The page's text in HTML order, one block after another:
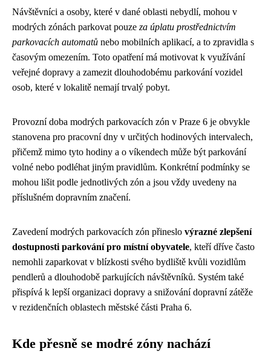
Návštěvníci a osoby, které v dané oblasti nebydlí, mohou v
modrých zónách parkovat pouze za úplatu prostřednictvím
parkovacích automatů nebo mobilních aplikací, a to zpravidla s
časovým omezením. Toto opatření má motivovat k využívání
veřejné dopravy a zamezit dlouhodobému parkování vozidel
osob, které v lokalitě nemají trvalý pobyt.
Provozní doba modrých parkovacích zón v Praze 6 je obvykle
stanovena pro pracovní dny v určitých hodinových intervalech,
přičemž mimo tyto hodiny a o víkendech může být parkování
volné nebo podléhat jiným pravidlům. Konkrétní podmínky se
mohou lišit podle jednotlivých zón a jsou vždy uvedeny na
příslušném dopravním značení.
Zavedení modrých parkovacích zón přineslo výrazné zlepšení
dostupnosti parkování pro místní obyvatele, kteří dříve často
nemohli zaparkovat v blízkosti svého bydliště kvůli vozidlům
pendlerů a dlouhodobě parkujících návštěvníků. Systém také
přispívá k lepší organizaci dopravy a snižování dopravní zátěže
v rezidenčních oblastech městské části Praha 6.
Kde přesně se modré zóny nachází